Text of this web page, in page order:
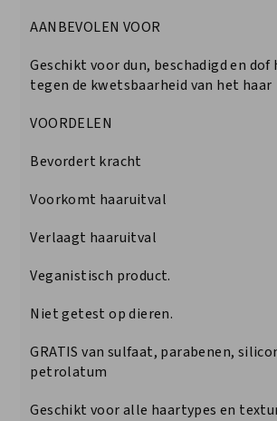
AANBEVOLEN VOOR
Geschikt voor dun, beschadigd en dof
tegen de kwetsbaarheid van het haar
VOORDELEN
Bevordert kracht
Voorkomt haaruitval
Verlaagt haaruitval
Veganistisch product.
Niet getest op dieren.
GRATIS van sulfaat, parabenen,
petrolatum
Geschikt voor alle haartypes en